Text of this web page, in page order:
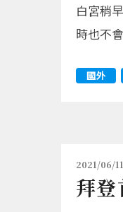
白宮稍
時也不
國外
2021/06/11
拜